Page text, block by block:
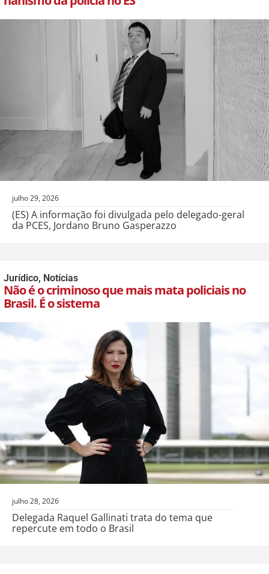
julho 29, 2026
(ES) A informação foi divulgada pelo delegado-geral
da PCES, Jordano Bruno Gasperazzo
Jurídico, Notícias
Não é o criminoso que mais mata policiais no
Brasil. É o sistema
julho 28, 2026
Delegada Raquel Gallinati trata do tema que
repercute em todo o Brasil